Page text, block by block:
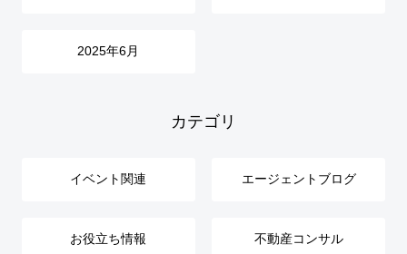
2025年6月
カテゴリ
イベント関連 エージェントブログ
お役立ち情報 不動産コンサル